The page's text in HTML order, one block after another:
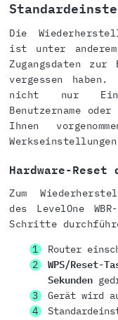
Die
ist unter
Zugangsdaten zur
vergessen
nicht nur
Benutzername
Ihnen
Hardware-Reset
Zum
des LevelOne
Schritte
Router
WPS/Reset-
Sekunden
Gerät wird